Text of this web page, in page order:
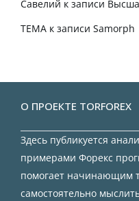
Савелий к записи
TEMA к записи Samorph
О ПРОЕКТЕ TORFOREX
Здесь публикуется
примерами Форекс
помогает начинающим
самостоятельно